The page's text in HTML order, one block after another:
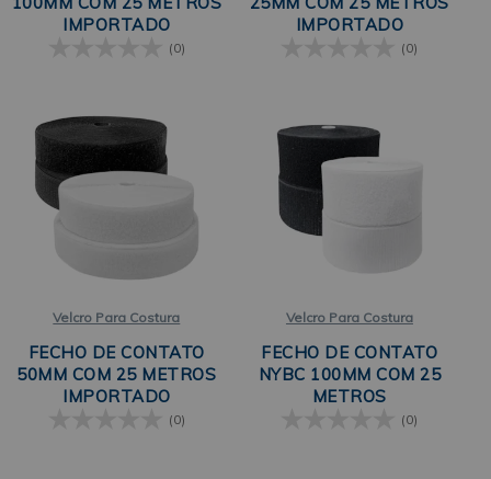
IMPORTADO
(0)
IMPORTADO
(0)
Velcro Para Costura
FECHO DE CONTATO
50MM COM 25 METROS
IMPORTADO
(0)
Velcro Para Costura
FECHO DE CONTATO
NYBC 100MM COM 25
METROS
(0)